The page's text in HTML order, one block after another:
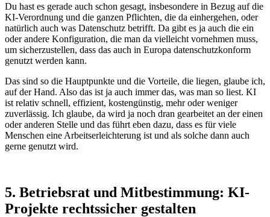
Du hast es gerade auch schon gesagt, insbesondere in Bezug auf die
KI-Verordnung und die ganzen Pflichten, die da einhergehen, oder
natürlich auch was Datenschutz betrifft. Da gibt es ja auch die ein
oder andere Konfiguration, die man da vielleicht vornehmen muss,
um sicherzustellen, dass das auch in Europa datenschutzkonform
genutzt werden kann.
Das sind so die Hauptpunkte und die Vorteile, die liegen, glaube ich,
auf der Hand. Also das ist ja auch immer das, was man so liest. KI
ist relativ schnell, effizient, kostengünstig, mehr oder weniger
zuverlässig. Ich glaube, da wird ja noch dran gearbeitet an der einen
oder anderen Stelle und das führt eben dazu, dass es für viele
Menschen eine Arbeitserleichterung ist und als solche dann auch
gerne genutzt wird.
5. Betriebsrat und Mitbestimmung: KI-
Projekte rechtssicher gestalten